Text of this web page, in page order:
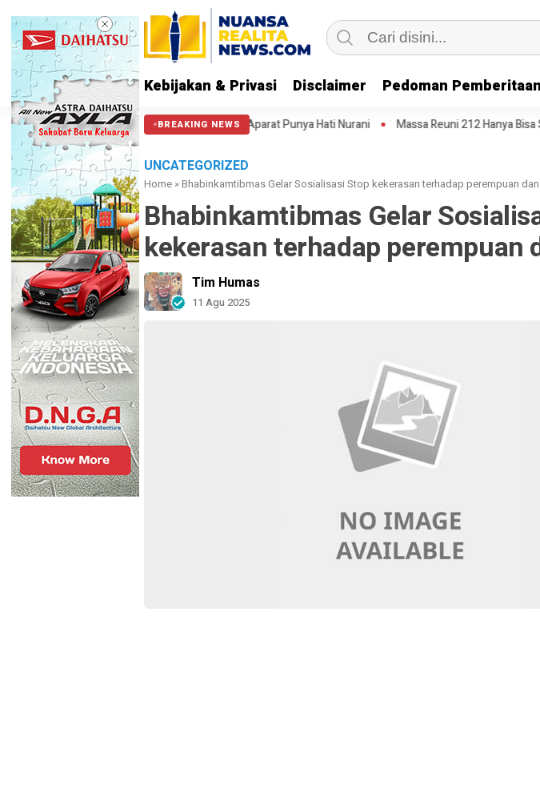
Kebijakan & Privasi Disclaimer Pedoman
BREAKING NEWS
di Patung Kuda: Semoga Aparat Punya Hati Nurani Massa Reuni 212 Hanya Bisa Sampai Thamrin,
UNCATEGORIZED
Home »Bhabinkamtibmas Gelar Sosialisasi Stop kekerasan terhadap perempuan
Bhabinkamtibmas Gelar
kekerasan terhadap perempuan
Tim Humas
11 Agu 2025